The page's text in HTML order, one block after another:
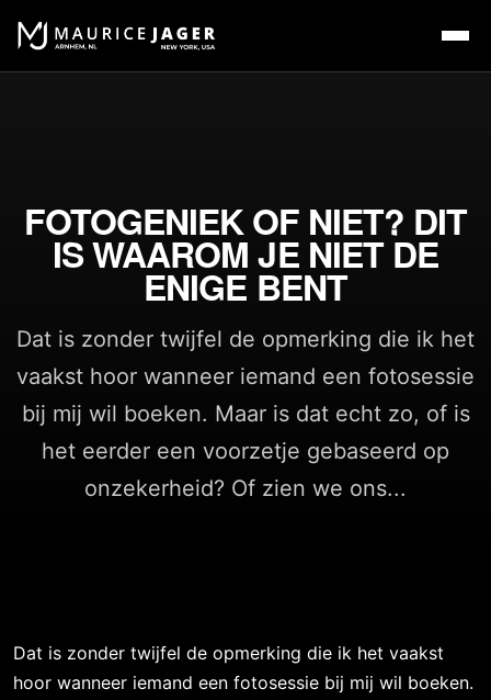
FOTOGENIEK OF NIET? DIT
IS WAAROM JE NIET DE
ENIGE BENT
Dat is zonder twijfel de opmerking die ik het
vaakst hoor wanneer iemand een fotosessie
bij mij wil boeken. Maar is dat echt zo, of is
het eerder een voorzetje gebaseerd op
onzekerheid? Of zien we ons...
Dat is zonder twijfel de opmerking die ik het vaakst
hoor wanneer iemand een fotosessie bij mij wil boeken.